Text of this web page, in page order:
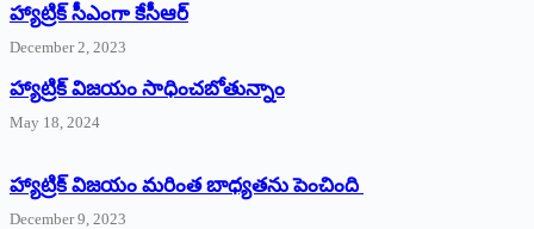
హ్యాట్రిక్‌ ‌సీఎంగా కేసీఆర్‌
December 2, 2023
హ్యాట్రిక్‌ విజయం సాధించబోతున్నాం
May 18, 2024
హ్యాట్రిక్ విజయం మరింత బాధ్యతను పెంచింది
December 9, 2023